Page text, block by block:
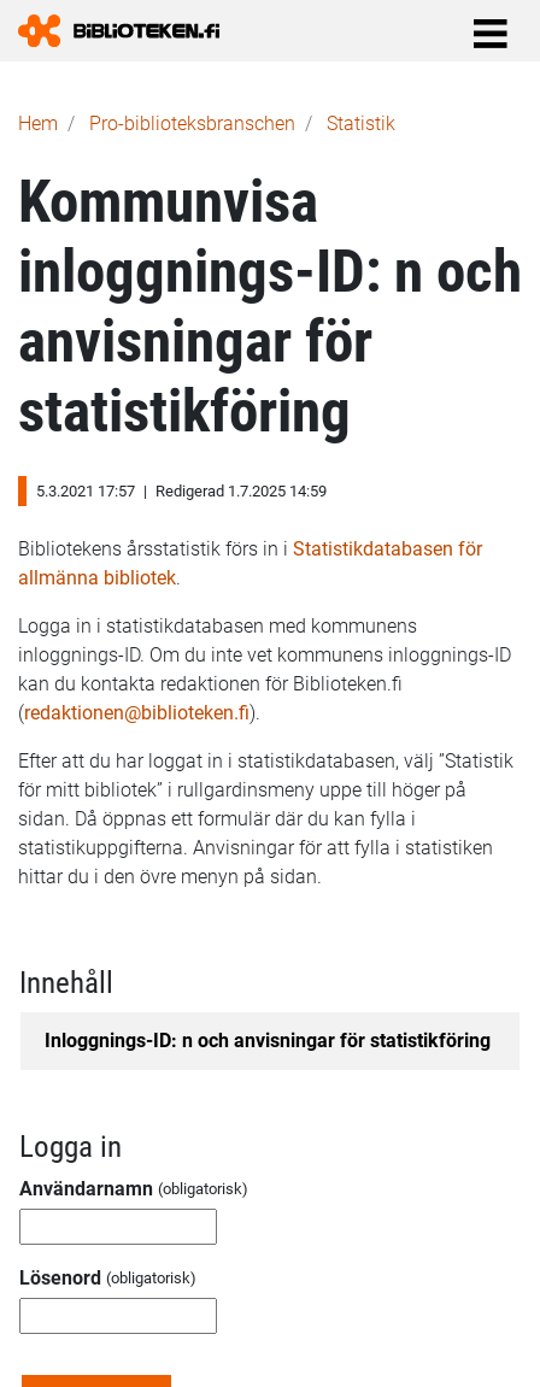
Länkstig
Hem Pro-biblioteks­branschen Statistik
Kommunvisa
inloggnings-ID: n och
anvisningar för
statistikföring
5.3.2021 17:57 | Redigerad 1.7.2025 14:59
Bibliotekens årsstatistik förs in i Statistikdatabasen för
allmänna bibliotek.
Logga in i statistikdatabasen med kommunens
inloggnings-ID. Om du inte vet kommunens inloggnings-ID
kan du kontakta redaktionen för Biblioteken.fi
(redaktionen@biblioteken.fi).
Efter att du har loggat in i statistikdatabasen, välj ”Statistik
för mitt bibliotek” i rullgardinsmeny uppe till höger på
sidan. Då öppnas ett formulär där du kan fylla i
statistikuppgifterna. Anvisningar för att fylla i statistiken
hittar du i den övre menyn på sidan.
Innehåll
Inloggnings-ID: n och anvisningar för statistikföring
Logga in
Användarnamn
Lösenord